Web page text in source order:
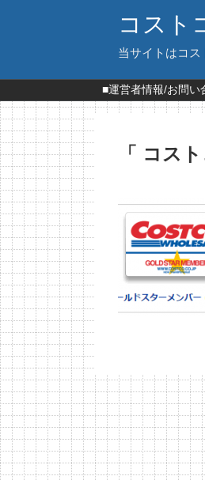
コスト
当サイトはコス
■運営者情報/お問い
「 コス